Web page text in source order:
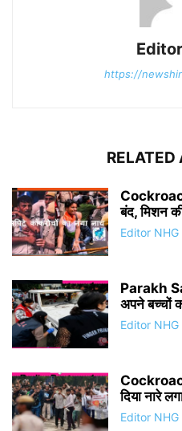
https://
RELATED
बंद, मिशन
Editor NHG
Parakh
अपने बच्चों
Editor NHG
दिया नारे
Editor NHG